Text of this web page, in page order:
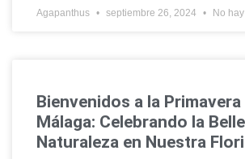
Agapanthus septiembre 26, 2024 No
Bienvenidos a la Primavera
Málaga: Celebrando la
Naturaleza en Nuestra